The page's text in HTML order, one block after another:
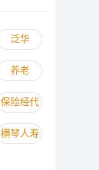
泛华
养老
保险经代
横琴人寿